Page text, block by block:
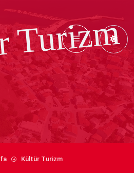
Turizm
Kültür Turizm